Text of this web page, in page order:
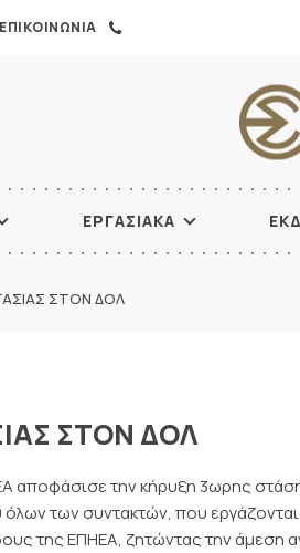
ΕΠΙΚΟΙΝΩΝΙΑ
ΕΡΓΑΣΙΑΚΑ
ΣΤΟΝ ΔΟΛ
ΣΤΟΝ ΔΟΛ
αποφάσισε την κήρυξη 3ωρης
όλων των συντακτών, που
της ΕΠΗΕΑ, ζητώντας την